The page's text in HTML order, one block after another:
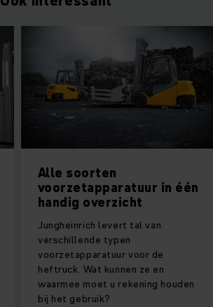
Alle soorten
voorzetapparatuur in één
handig overzicht
Jungheinrich levert tal van
verschillende typen
voorzetapparatuur voor de
heftruck. Wat kunnen ze en
waarmee moet u rekening houden
bij het gebruik?